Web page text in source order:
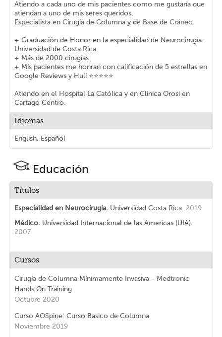
Atiendo a cada uno de mis pacientes como me gustaría que
atiendan a uno de mis seres queridos.
Especialista en Cirugía de Columna y de Base de Cráneo.
+ Graduación de Honor en la especialidad de Neurocirugía.
Universidad de Costa Rica.
+ Más de 2000 cirugías
+ Mis pacientes me honran con calificación de 5 estrellas en
Google Reviews y Huli ⭐⭐⭐⭐⭐
Atiendo en el Hospital La Católica y en Clínica Orosi en
Cartago Centro.
Idiomas
English, Español
Educación
Títulos
Especialidad en Neurocirugía. Universidad Costa Rica. 2019
Médico. Universidad Internacional de las Americas (UIA).
2007
Cursos
Cirugía de Columna Mínimamente Invasiva - Medtronic
Hands On Training
Octubre 2020
Curso AOSpine: Curso Basico de Columna
Noviembre 2019